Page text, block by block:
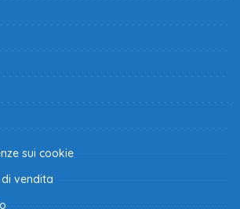
sui cookie
vendita